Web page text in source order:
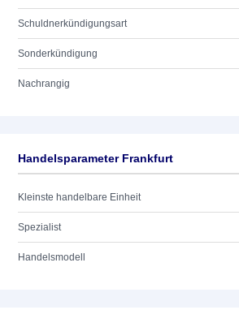
Schuldnerkündigungsart
Sonderkündigung
Nachrangig
Handelsparameter Frankfurt
Kleinste handelbare Einheit
Spezialist
Handelsmodell